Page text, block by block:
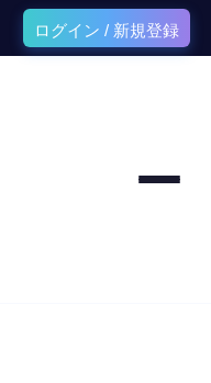
ログイン / 新規登録